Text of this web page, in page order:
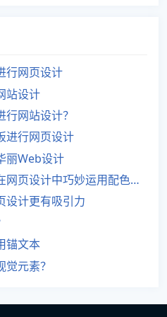
行网页设计
站设计
网站设计？
进行网页设计
丽Web设计
优化网站视觉效果：如何在网页设计中巧妙运用配色技巧
设计更有吸引力
锚文本
元素？